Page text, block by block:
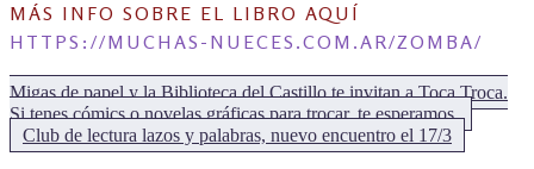
MÁS INFO SOBRE EL LIBRO AQUÍ
HTTPS://MUCHAS-NUECES.COM.AR/ZOMBA/
Migas de papel y la Biblioteca del Castillo te invitan a Toca Troca.
Si tenes cómics o novelas gráficas para trocar, te esperamos.
Siguiente:
Club de lectura lazos y palabras, nuevo encuentro el 17/3